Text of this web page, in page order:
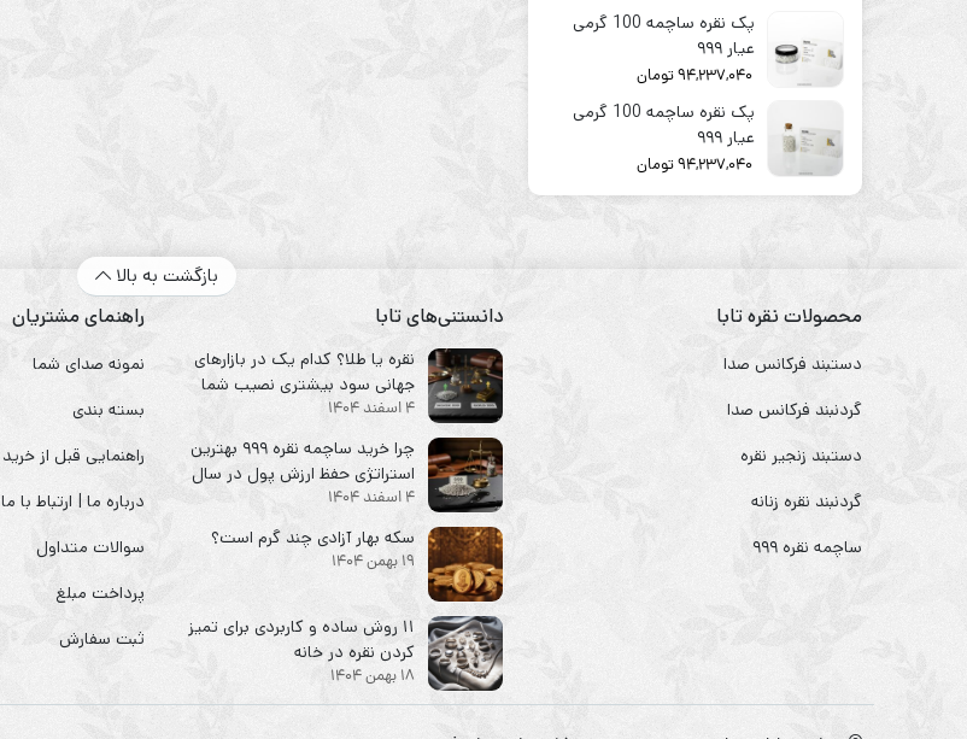
پک نقره ساچمه 100 گرمی
عیار ۹۹۹
94,237,040تومان
پک نقره ساچمه 100 گرمی
عیار ۹۹۹
94,237,040تومان
بازگشت به بالا
محصولات نقره تابا
دستبند فرکانس صدا
گردنبند فرکانس صدا
دستبند زنجیر نقره
گردنبند نقره زنانه
ساچمه نقره ۹۹۹
دانستنی‌های تابا
نقره یا طلا؟ کدام یک در بازارهای
جهانی سود بیشتری نصیب شما
می‌کند؟
4 اسفند 1404
چرا خرید ساچمه نقره ۹۹۹ بهترین
استراتژی حفظ ارزش پول در سال
۱۴۰۴ است؟
4 اسفند 1404
سکه‌ بهار آزادی چند گرم است؟
19 بهمن 1404
۱۱ روش ساده و کاربردی برای تمیز
کردن نقره در خانه
18 بهمن 1404
راهنمای مشتریان
نمونه صدای شما
بسته بندی
راهنمایی قبل از خرید
درباره ما | ارتباط با ما
سوالات متداول
پرداخت مبلغ
ثبت سفارش